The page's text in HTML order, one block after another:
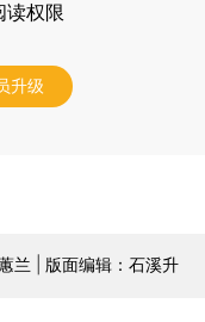
读权限
升级
兰 | 版面编辑：石溪升